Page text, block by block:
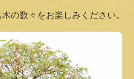
の数々をお楽しみください。